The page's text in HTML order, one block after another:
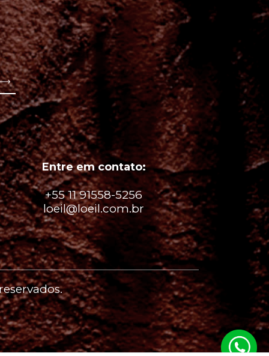
Entre em contato:
+55 11 91558-5256
loeil@loeil.com.br